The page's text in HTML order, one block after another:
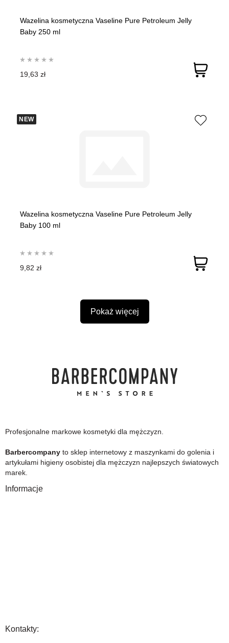
Wazelina kosmetyczna Vaseline Pure Petroleum Jelly
Baby 250 ml
19,63 zł
NEW
Wazelina kosmetyczna Vaseline Pure Petroleum Jelly
Baby 100 ml
9,82 zł
Pokaż więcej
Profesjonalne markowe kosmetyki dla mężczyzn.
Barbercompany to sklep internetowy z maszynkami do golenia i
artykułami higieny osobistej dla mężczyzn najlepszych światowych
marek.
Informacje
Kontakty: